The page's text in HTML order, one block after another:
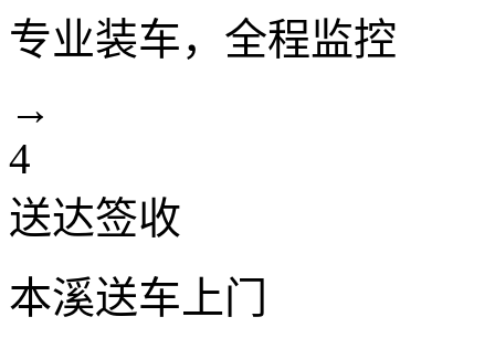
专业装车，全程监控
→
4
送达签收
本溪送车上门